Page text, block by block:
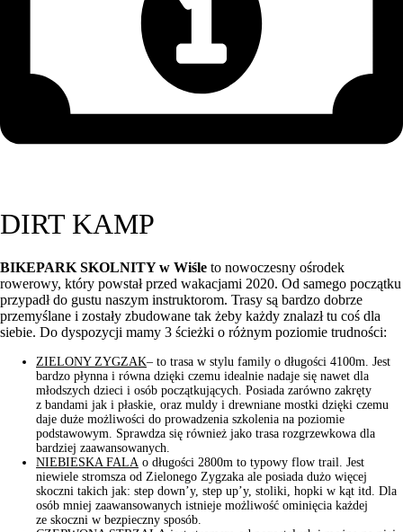
DIRT KAMP
BIKEPARK SKOLNITY w Wiśle to nowoczesny ośrodek
rowerowy, który powstał przed wakacjami 2020. Od samego początku
przypadł do gustu naszym instruktorom. Trasy są bardzo dobrze
przemyślane i zostały zbudowane tak żeby każdy znalazł tu coś dla
siebie. Do dyspozycji mamy 3 ścieżki o różnym poziomie trudności:
ZIELONY ZYGZAK– to trasa w stylu family o długości 4100m. Jest
bardzo płynna i równa dzięki czemu idealnie nadaje się nawet dla
młodszych dzieci i osób początkujących. Posiada zarówno zakręty
z bandami jak i płaskie, oraz muldy i drewniane mostki dzięki czemu
daje duże możliwości do prowadzenia szkolenia na poziomie
podstawowym. Sprawdza się również jako trasa rozgrzewkowa dla
bardziej zaawansowanych.
NIEBIESKA FALA o długości 2800m to typowy flow trail. Jest
niewiele stromsza od Zielonego Zygzaka ale posiada dużo więcej
skoczni takich jak: step down’y, step up’y, stoliki, hopki w kąt itd. Dla
osób mniej zaawansowanych istnieje możliwość ominięcia każdej
ze skoczni w bezpieczny sposób.